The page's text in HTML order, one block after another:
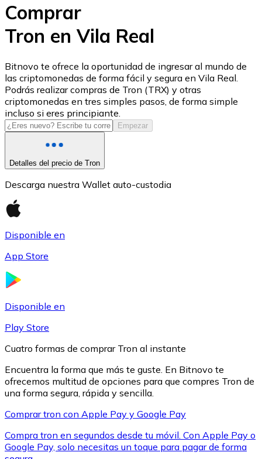
USD Coin
USDC
Litecoin
LTC
Comprar
Tron en Vila Real
Bitnovo te ofrece la oportunidad de ingresar al mundo de
las criptomonedas de forma fácil y segura en Vila Real.
Podrás realizar compras de Tron (TRX) y otras
criptomonedas en tres simples pasos, de forma simple
incluso si eres principiante.
Empezar
Detalles del precio de Tron
Descarga nuestra Wallet auto-custodia
Disponible en
App Store
Disponible en
Play Store
Cuatro formas de comprar Tron al instante
Encuentra la forma que más te guste. En Bitnovo te
ofrecemos multitud de opciones para que compres Tron de
una forma segura, rápida y sencilla.
Comprar tron con Apple Pay y Google Pay
Compra tron en segundos desde tu móvil. Con Apple Pay o
Google Pay, solo necesitas un toque para pagar de forma